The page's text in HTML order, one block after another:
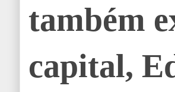
também
capital,